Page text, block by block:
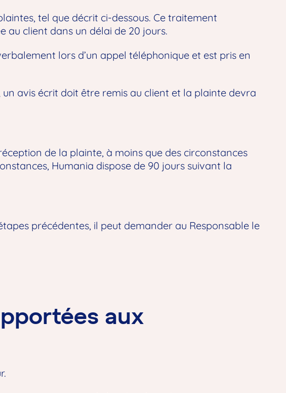
tel que décrit ci-dessous. Ce traitement
au client dans un délai de 20 jours.
lors d’un appel téléphonique et est pris en
avis écrit doit être remis au client et la plainte devra
de la plainte, à moins que des circonstances
Humania dispose de 90 jours suivant la
précédentes, il peut demander au Responsable le
aux